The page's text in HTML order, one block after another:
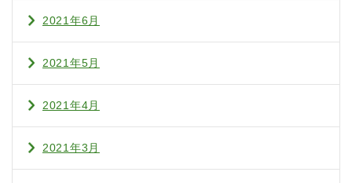
2021年6月
2021年5月
2021年4月
2021年3月